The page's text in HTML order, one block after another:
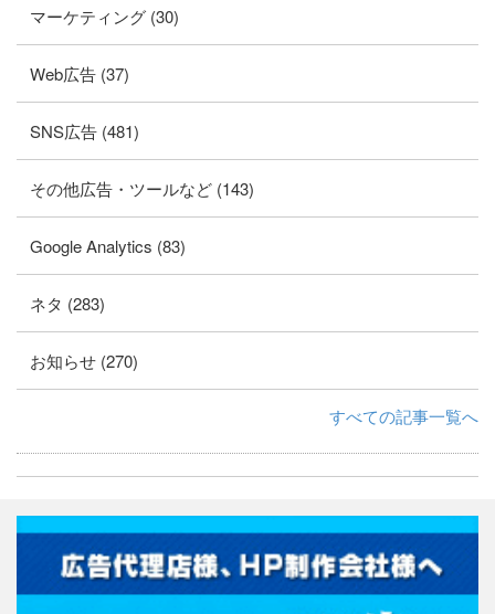
マーケティング (30)
Web広告 (37)
SNS広告 (481)
その他広告・ツールなど (143)
Google Analytics (83)
ネタ (283)
お知らせ (270)
すべての記事一覧へ